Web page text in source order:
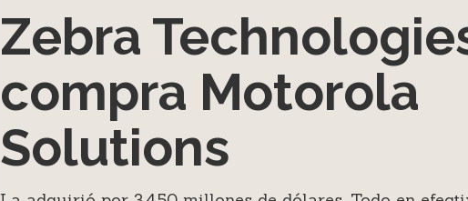
Zebra
compra Motorola
Solutions